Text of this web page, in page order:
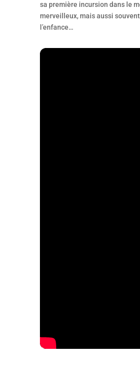
sa première incursion dans le
merveilleux, mais aussi
l’enfance…